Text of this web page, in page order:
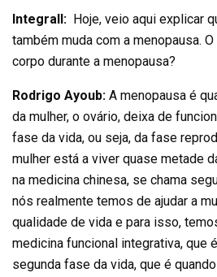
Integrall: Hoje, veio aqui explicar
também muda com a menopausa.
corpo durante a menopausa?
Rodrigo Ayoub: A menopausa é
da mulher, o ovário, deixa de
fase da vida, ou seja, da fase
mulher está a viver quase metade
na medicina chinesa, se chama
nós realmente temos de ajudar a
qualidade de vida e para isso,
medicina funcional integrativa, que
segunda fase da vida, que é